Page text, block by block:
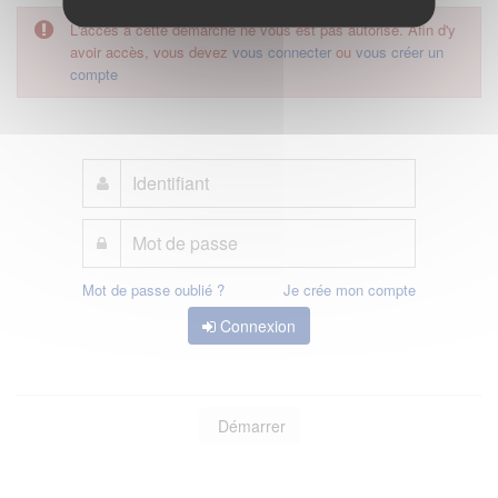
L'accès à cette démarche ne vous est pas autorisé. Afin d'y
avoir accès, vous devez vous connecter ou vous créer un
compte
Mot de passe oublié ? Je crée mon compte
Connexion
Démarrer